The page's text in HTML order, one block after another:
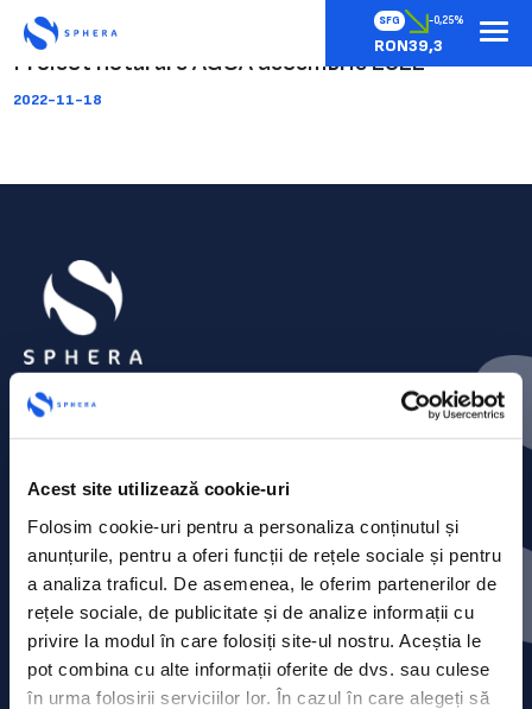
Acest site utilizează cookie-uri
Folosim cookie-uri pentru a personaliza conținutul și
anunțurile, pentru a oferi funcții de rețele sociale și pentru
a analiza traficul. De asemenea, le oferim partenerilor de
rețele sociale, de publicitate și de analize informații cu
privire la modul în care folosiți site-ul nostru. Aceștia le
pot combina cu alte informații oferite de dvs. sau culese
în urma folosirii serviciilor lor. În cazul în care alegeți să
SFG -0,25%
RON39,3
Proiect hotărâre AGOA decembrie 2022
2022-11-18
Contact
Comunicate de presă
Politica de confidențialitate